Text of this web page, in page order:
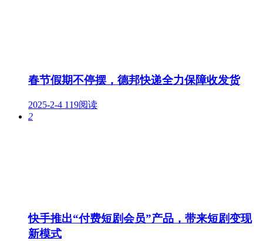
春节假期不停摆，德邦快递全力保障收发货
2025-2-4 119阅读
2
快手推出“付费短剧会员”产品，带来短剧变现
新模式